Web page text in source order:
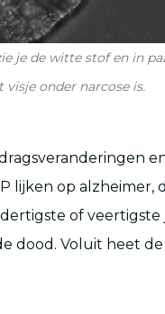
je de witte stof en in
onder narcose is.
lijken op
of
dood. Voluit heet